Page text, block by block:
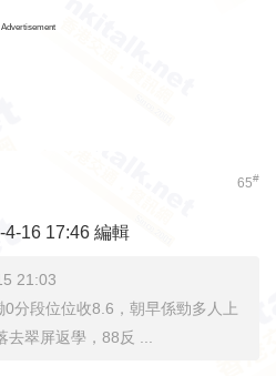
Advertisement
65#
16 17:46 編輯
21:03
分段位位收8.6，朝早係勁多人上
翠屏返學，88反 ...